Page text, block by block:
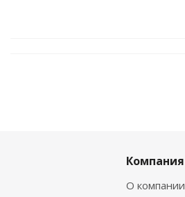
Компания
О компании